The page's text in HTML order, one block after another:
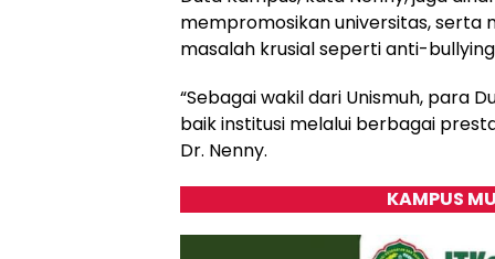
mempromosikan universitas, serta
masalah krusial seperti anti-
“Sebagai wakil dari Unismuh, para
baik institusi melalui berbagai
Dr. Nenny.
KAMPUS